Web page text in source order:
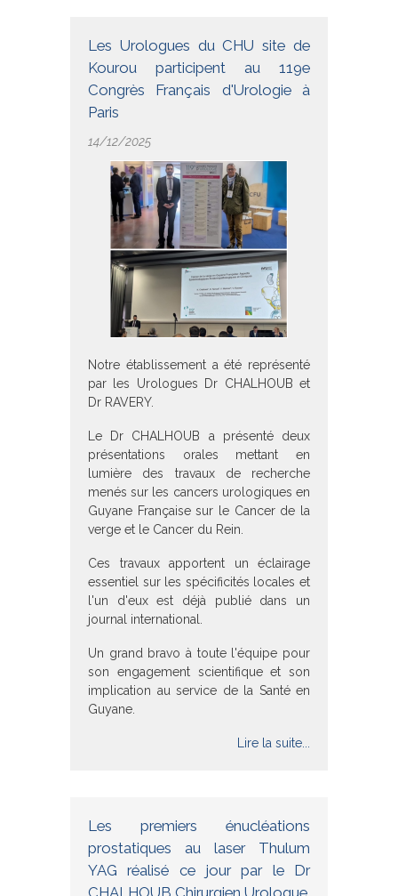
Les Urologues du CHU site de
Kourou participent au 119e
Congrès Français d'Urologie à
Paris
14/12/2025
Notre établissement a été représenté
par les Urologues Dr CHALHOUB et
Dr RAVERY.
Le Dr CHALHOUB a présenté deux
présentations orales mettant en
lumière des travaux de recherche
menés sur les cancers urologiques en
Guyane Française sur le Cancer de la
verge et le Cancer du Rein.
Ces travaux apportent un éclairage
essentiel sur les spécificités locales et
l'un d'eux est déjà publié dans un
journal international.
Un grand bravo à toute l'équipe pour
son engagement scientifique et son
implication au service de la Santé en
Guyane.
Lire la suite...
Les premiers énucléations
prostatiques au laser Thulum
YAG réalisé ce jour par le Dr
CHALHOUB Chirurgien Urologue